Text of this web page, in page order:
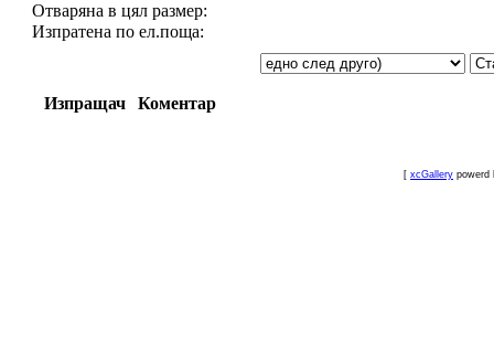
Отваряна в цял размер:
Изпратена по ел.поща:
Изпращач Коментар
[ xcGallery